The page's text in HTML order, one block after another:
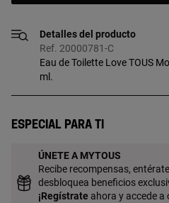
Detalles del producto
Ref. 20000781-C
Eau de Toilette Love TOUS
ml.
Especial para ti
ÚNETE A MYTOUS
Recibe recompensas,
desbloquea beneficios
¡Regístrate ahora y accede